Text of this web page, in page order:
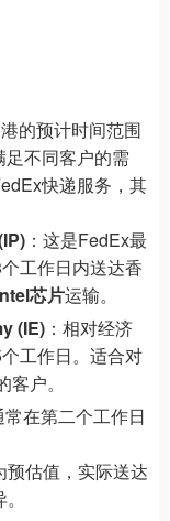
的预计时间范围
不同客户的需
快递服务，其
：这是FedEx最
工作日内送达香
芯片运输。
(IE) ：相对经济
工作日。适合对
户。
常在第二个工作日
估值，实际送达